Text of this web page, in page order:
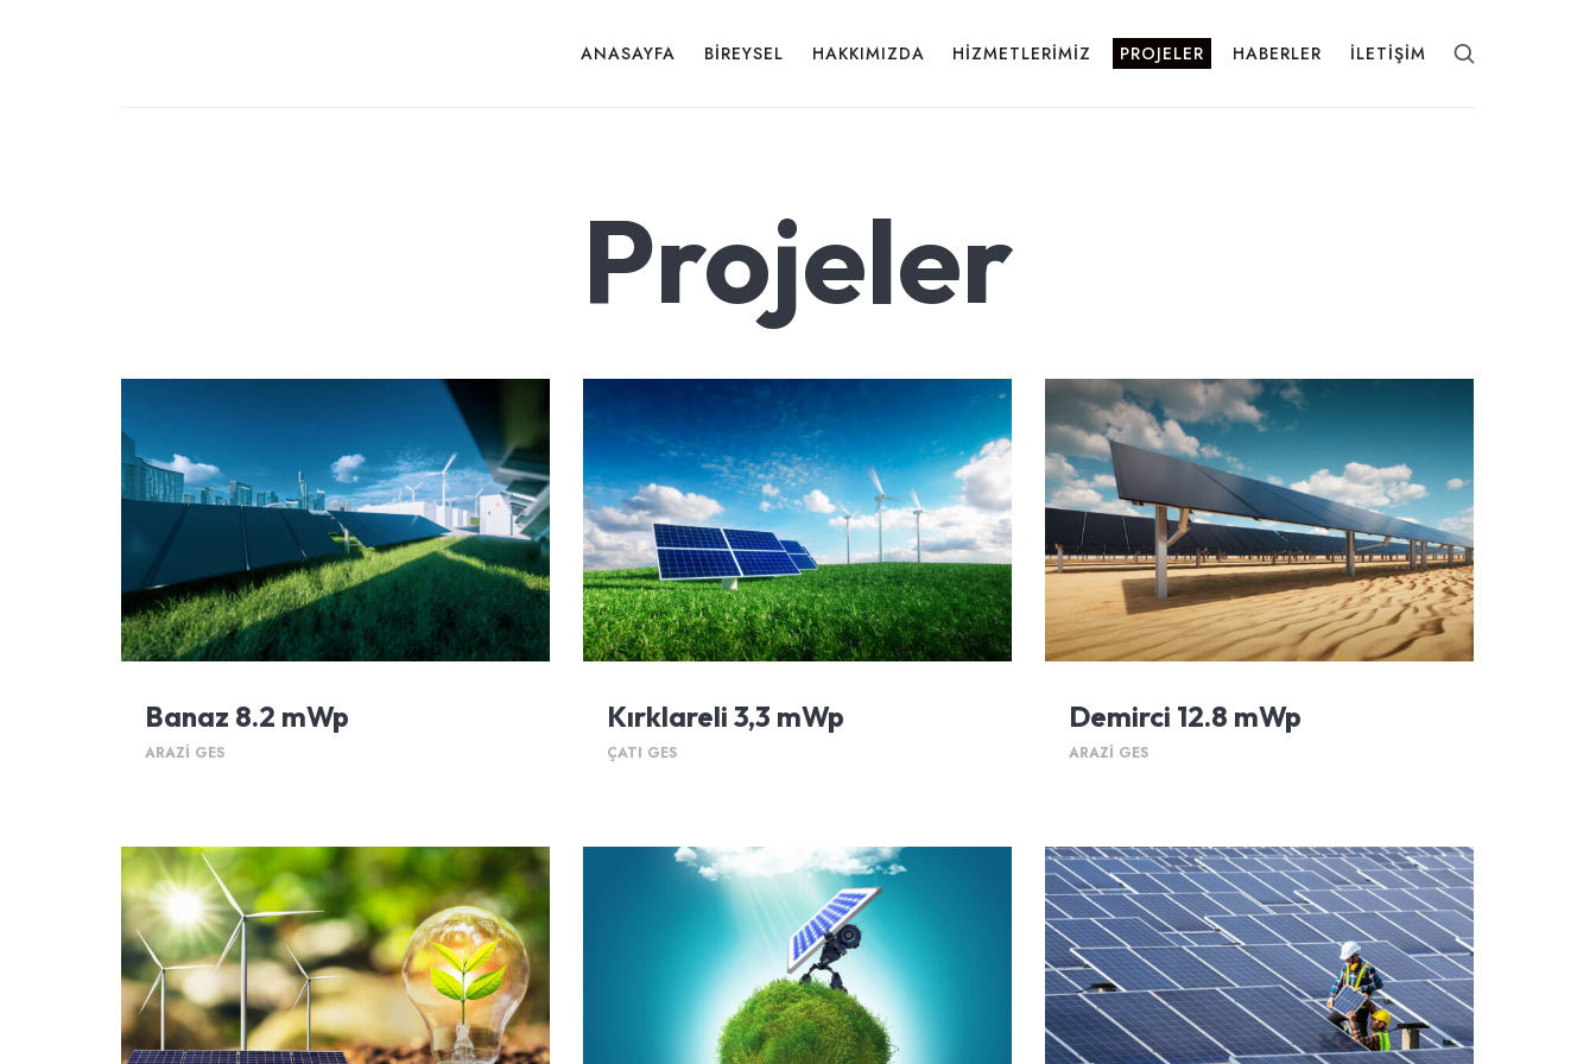
ANASAYFA BIREYSEL HAKKIMIZDA HIZMETLERIMIZ PROJELER HABERLER İLETIŞIM
Projeler
Banaz 8.2 mWp
ARAZİ GES
Kırklareli 3,3 mWp
ÇATI GES
Demirci 12.8 mWp
ARAZI GES